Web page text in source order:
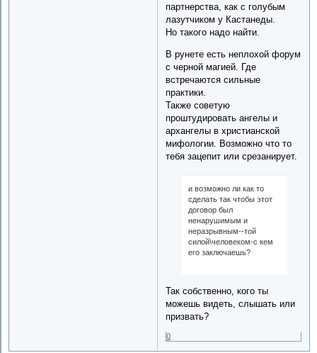
партнерства, как с голубым
лазутчиком у Кастанеды.
Но такого надо найти.
В рунете есть неплохой форум
с черной магией. Где
встречаются сильные
практики.
Также советую
проштудировать ангелы и
архангелы в христианской
мифологии. Возможно что то
тебя зацепит или срезанирует.
и возможно ли как то
сделать так чтобы этот
договор был
ненарушимым и
неразрывным--той
силой\человеком-с кем
его заключаешь?
Так собственно, кого ты
можешь видеть, слышать или
призвать?
0